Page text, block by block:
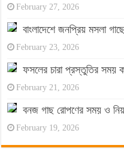
February 27, 2026
বাংলাদেশে জনপ্রিয় মসলা
February 23, 2026
ফসলের চারা প্রস্তুতির সময়
February 21, 2026
বনজ গাছ রোপণের সময় ও
February 19, 2026